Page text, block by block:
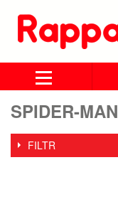
SPIDER-MAN
FILTR